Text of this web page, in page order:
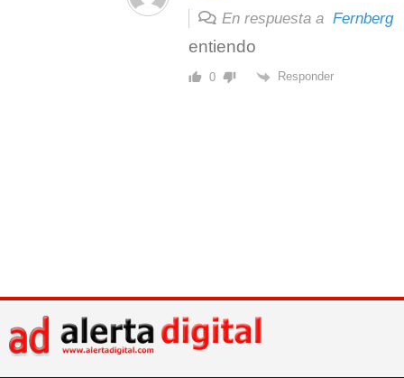
En respuesta a Fernberg
entiendo
0 Responder